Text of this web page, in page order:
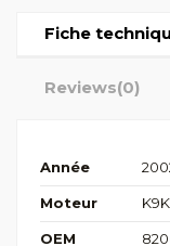
Fiche
Reviews(0)
Année
Moteur
OEM